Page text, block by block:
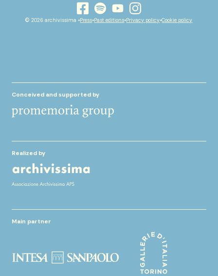
facebook
spotifyyoutubeinstagram
© 2026 archivissima •Press•Past editions•Privacy policy•Cookie policy
Conceived and supported by
Realized by
Main partner